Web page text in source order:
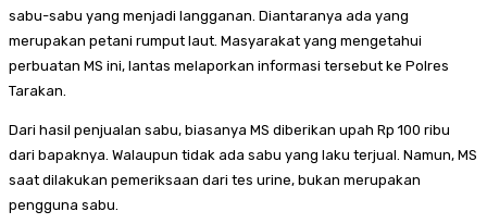
sabu-sabu yang menjadi langganan. Diantaranya ada yang
merupakan petani rumput laut. Masyarakat yang mengetahui
perbuatan MS ini, lantas melaporkan informasi tersebut ke Polres
Tarakan.
Dari hasil penjualan sabu, biasanya MS diberikan upah Rp 100 ribu
dari bapaknya. Walaupun tidak ada sabu yang laku terjual. Namun, MS
saat dilakukan pemeriksaan dari tes urine, bukan merupakan
pengguna sabu.